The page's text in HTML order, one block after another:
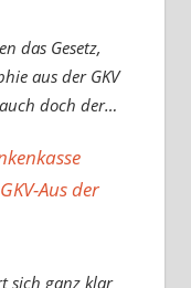
das Gesetz,
aus der GKV
doch der…
Aus der
sich ganz klar